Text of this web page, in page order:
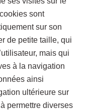
sont
sur son
de petite taille, qui
mais qui
à la navigation
ainsi
ultérieure sur
permettre diverses